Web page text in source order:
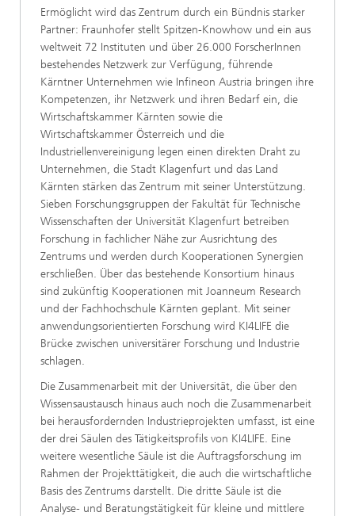
Ermöglicht wird das Zentrum durch ein Bündnis starker
Partner: Fraunhofer stellt Spitzen-Knowhow und ein aus
weltweit 72 Instituten und über 26.000 ForscherInnen
bestehendes Netzwerk zur Verfügung, führende
Kärntner Unternehmen wie Infineon Austria bringen ihre
Kompetenzen, ihr Netzwerk und ihren Bedarf ein, die
Wirtschaftskammer Kärnten sowie die
Wirtschaftskammer Österreich und die
Industriellenvereinigung legen einen direkten Draht zu
Unternehmen, die Stadt Klagenfurt und das Land
Kärnten stärken das Zentrum mit seiner Unterstützung.
Sieben Forschungsgruppen der Fakultät für Technische
Wissenschaften der Universität Klagenfurt betreiben
Forschung in fachlicher Nähe zur Ausrichtung des
Zentrums und werden durch Kooperationen Synergien
erschließen. Über das bestehende Konsortium hinaus
sind zukünftig Kooperationen mit Joanneum Research
und der Fachhochschule Kärnten geplant. Mit seiner
anwendungsorientierten Forschung wird KI4LIFE die
Brücke zwischen universitärer Forschung und Industrie
schlagen.
Die Zusammenarbeit mit der Universität, die über den
Wissensaustausch hinaus auch noch die Zusammenarbeit
bei herausfordernden Industrieprojekten umfasst, ist eine
der drei Säulen des Tätigkeitsprofils von KI4LIFE. Eine
weitere wesentliche Säule ist die Auftragsforschung im
Rahmen der Projekttätigkeit, die auch die wirtschaftliche
Basis des Zentrums darstellt. Die dritte Säule ist die
Analyse- und Beratungstätigkeit für kleine und mittlere